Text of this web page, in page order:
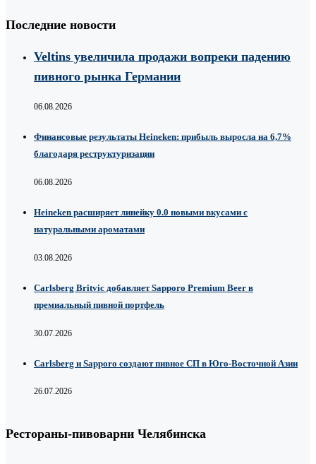
Последние новости
Veltins увеличила продажи вопреки падению
пивного рынка Германии
06.08.2026
Финансовые результаты Heineken: прибыль выросла на 6,7%
благодаря реструктуризации
06.08.2026
Heineken расширяет линейку 0.0 новыми вкусами с
натуральными ароматами
03.08.2026
Carlsberg Britvic добавляет Sapporo Premium Beer в
премиальный пивной портфель
30.07.2026
Carlsberg и Sapporo создают пивное СП в Юго-Восточной Азии
26.07.2026
Рестораны-пивоварни Челябинска